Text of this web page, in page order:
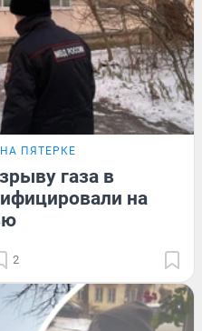
ПЯТЕРКЕ
газа в
на
2